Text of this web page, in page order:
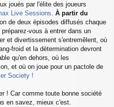
joués par l'élite des joueurs
Live Sessions. À partir du
de deux épisodes diffusés chaque
vous à entrer dans un
et divertissement s'entremêlent, où
froid et la détermination devront
qu'en dehors, où les
et où on joue pour un pactole de
Society !
! Car comme toute bonne société
en savez, mieux c'est.